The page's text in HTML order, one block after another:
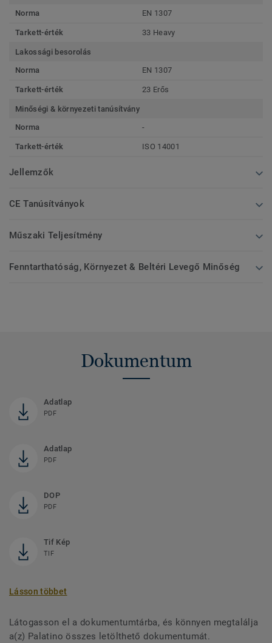
Norma EN 1307
Tarkett-érték 33 Heavy
Lakossági besorolás
Norma
EN 1307
Tarkett-érték 23 Erős
Minőségi & környezeti tanúsítvány
Norma
-
Tarkett-érték ISO 14001
Jellemzők
CE Tanúsítványok
Műszaki Teljesítmény
Fenntarthatóság, Környezet & Beltéri Levegő Minőség
Dokumentum
Adatlap
PDF
Adatlap
PDF
DOP
PDF
Tif Kép
TIF
Lásson többet
Látogasson el a dokumentumtárba, és könnyen megtalálja
a(z) Palatino összes letölthető dokumentumát.